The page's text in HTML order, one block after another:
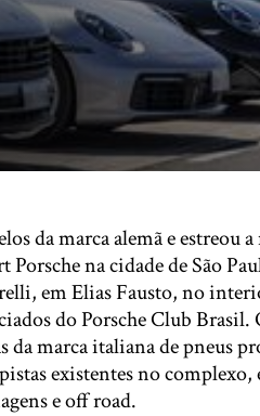
da marca alemã e estreou
na cidade de São
em Elias Fausto, no
do Porsche Club
da marca italiana de pneus
existentes no complexo,
e off road.